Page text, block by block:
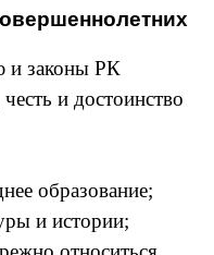
и законы РК
и достоинство
образование;
и истории;